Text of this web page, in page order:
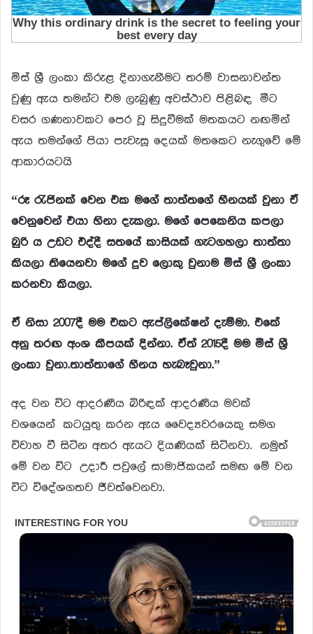
මිස් ශ්‍රී ලංකා කිරුළ දිනාගැනීමට තරම් වාසනාවන්ත
වුණු ඇය තමන්ට එම ලැබුණු අවස්ථාව පිළිබඳ මීට
වසර ගණනාවකට පෙර වූ සිදුවීමක් මතකයට නඟමින්
ඇය තමන්ගේ පියා පැවැසූ දෙයක් මතකෙට නැගුවේ මේ
ආකාරයටයි
“රූ රැජිනක් වෙන එක මගේ තාත්තගේ හීනයක් වුනා ඒ
වෙනුවෙන් එයා හිනා දැකලා. මගේ පෙකෙනිය කපලා
බුරි ය උඩට එද්දී සතයේ කාසියක් ගැටගහලා තාත්තා
කියලා තියෙනවා මගේ දුව ලොකු වුනාම මිස් ශ් ලංකා
කරනවා කියලා.
ඒ නිසා 2007දී මම එකට ඇප්ලිකේෂන් දැම්මා. එකේ
අනු තරඟ අංශ කීපයක් දින්නා. ඒත් 2015දී මම මිස් ශ්
ලංකා වුනා.තාත්තාගේ හීනය හැබෑවුනා.”
අද වන විට ආදරණීය බිරිඳක් ආදරණීය මවක්
වශයෙන් කටයුතු කරන ඇය වෛද්‍යවරයෙකු සමග
විවාහ වී සිටින අතර ඇයට දියණියක් සිටිනවා. නමුත්
මේ වන විට උදාරී පවුලේ සාමාජිකයන් සමඟ මේ වන
විට විදේශගතව ජීවත්වෙනවා.